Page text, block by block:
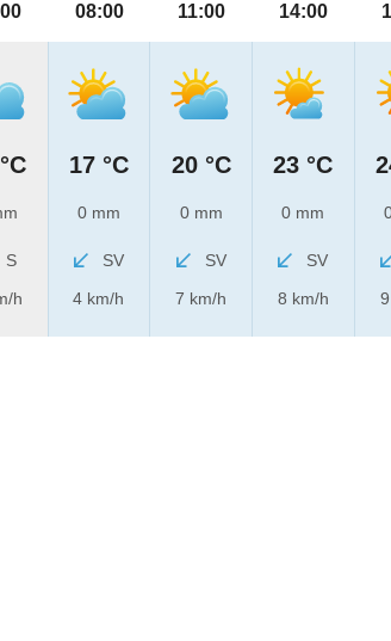
S
h
08:00
17 °C
0 mm
SV
4 km/h
11:00
20 °C
0 mm
SV
7 km/h
14:00
23 °C
0 mm
SV
8 km/h